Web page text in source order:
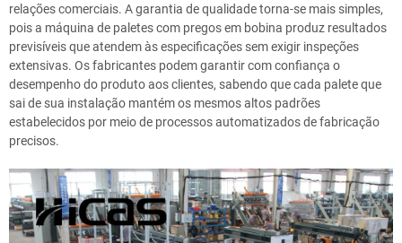
relações comerciais. A garantia de qualidade torna-se mais simples,
pois a máquina de paletes com pregos em bobina produz resultados
previsíveis que atendem às especificações sem exigir inspeções
extensivas. Os fabricantes podem garantir com confiança o
desempenho do produto aos clientes, sabendo que cada palete que
sai de sua instalação mantém os mesmos altos padrões
estabelecidos por meio de processos automatizados de fabricação
precisos.